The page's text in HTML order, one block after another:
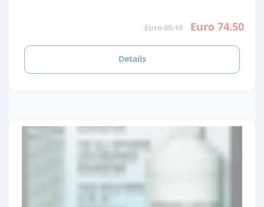
Euro 89.19 Euro 74.50
Details